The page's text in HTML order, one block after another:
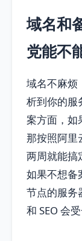
域名和
党能不
域名不麻烦
析到你的服
案方面，如
那按照阿里
两周就能搞
如果不想备
节点的服务
和 SEO 会